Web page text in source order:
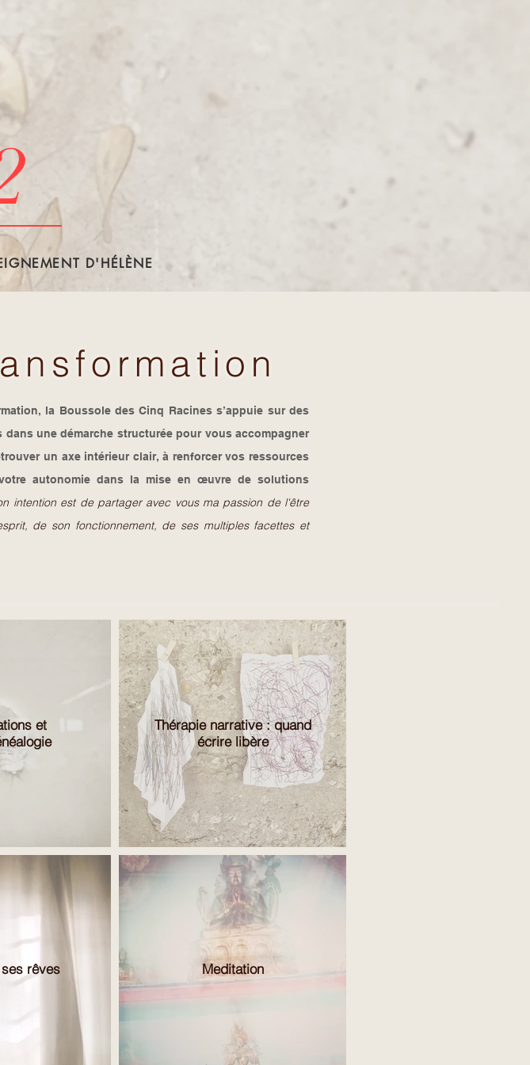
D'HÉLÈNE
la Boussole des Cinq Racines s’appuie sur des
une démarche structurée pour vous accompagner
un axe intérieur clair, à renforcer vos ressources
autonomie dans la mise en œuvre de solutions
intention est de partager avec vous ma passion de l'être
de son fonctionnement, de ses multiples facettes et
et
Thérapie narrative : quand
écrire libère
rêves Meditation